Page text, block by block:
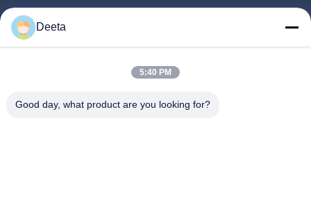
Síguenos.
Deeta
5:40 PM
Good day, what product are you looking for?